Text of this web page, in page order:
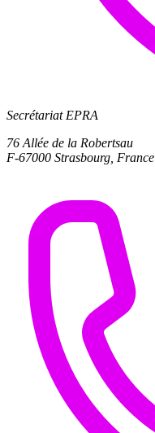
Secrétariat EPRA
76 Allée de la Robertsau
F-67000 Strasbourg, France